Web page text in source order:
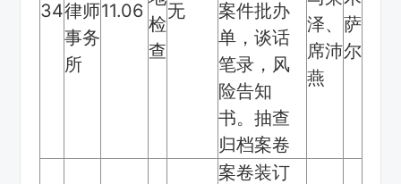
34律师
事务
所
11.06
检
查
无
案件批办
单，谈话
笔录，风
险告知
书。抽查
归档案卷
泽、
席沛
燕
萨
尔
案卷装订